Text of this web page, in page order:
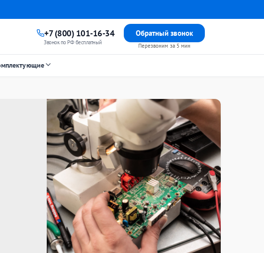
+7 (800) 101-16-34
Звонок по РФ бесплатный
Обратный звонок
Перезвоним за 5 мин